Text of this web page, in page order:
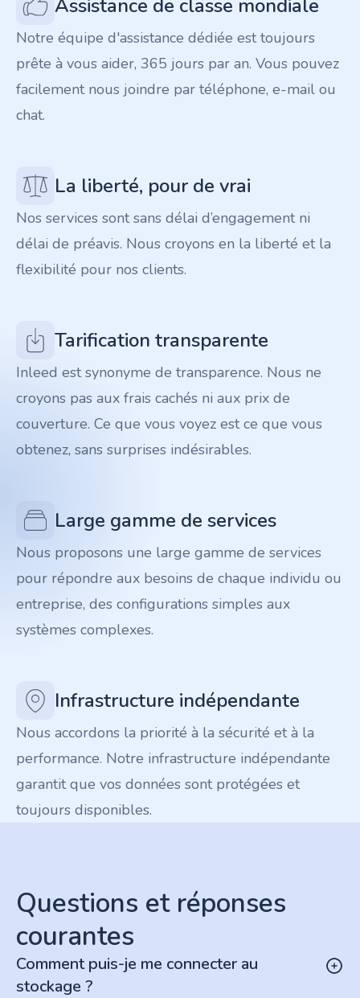
Assistance de classe mondiale
Notre équipe d'assistance dédiée est toujours
prête à vous aider, 365 jours par an. Vous pouvez
facilement nous joindre par téléphone, e-mail ou
chat.
La liberté, pour de vrai
Nos services sont sans délai d’engagement ni
délai de préavis. Nous croyons en la liberté et la
flexibilité pour nos clients.
Tarification transparente
Inleed est synonyme de transparence. Nous ne
croyons pas aux frais cachés ni aux prix de
couverture. Ce que vous voyez est ce que vous
obtenez, sans surprises indésirables.
Large gamme de services
Nous proposons une large gamme de services
pour répondre aux besoins de chaque individu ou
entreprise, des configurations simples aux
systèmes complexes.
Infrastructure indépendante
Nous accordons la priorité à la sécurité et à la
performance. Notre infrastructure indépendante
garantit que vos données sont protégées et
toujours disponibles.
Questions et réponses
courantes
Comment puis-je me connecter au
stockage ?